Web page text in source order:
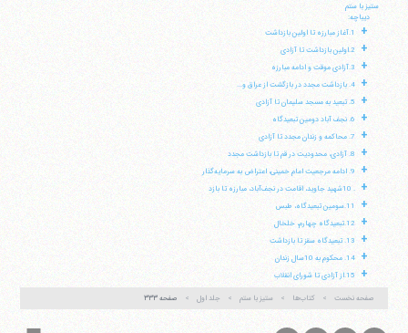
ستیز با ستم
دیباچه:
+ 1.آغاز مبارزه تا اولین بازداشت
+ 2.اولین بازداشت تا آزادی
+ 3.آزادى موقت و ادامه مبارزه
+ 4. بازداشت مجدد در بازگشت از عراق و...
+ 5. تبعید به مسجد سلیمان تا آزادی
+ 6. نجف آباد دومین تبعیدگاه
+ 7. محاکمه و زندان مجدد تا آزادی
+ 8. آزادی، محدودیت در قم تا بازداشت مجدد
+ 9. ادامه مرجعیت امام خمینی، اعتراض به سرمایه‌گذار
+ . 10شهید جاوید، اقامت در نجف‌آباد، مبارزه تا بازد
+ 11.سومین تبعیدگاه، طبس
+ 12.تبعیدگاه چهارم، خلخال
+ 13. تبعیدگاه سقز تا بازداشت
+ 14. محکوم به 10سال زندان
+ 15.از آزادى تا شوراى انقلاب
صفحه نخست کتاب‌ها ستیز با ستم جلد اول صفحه ۳۳۳
شماره ٨